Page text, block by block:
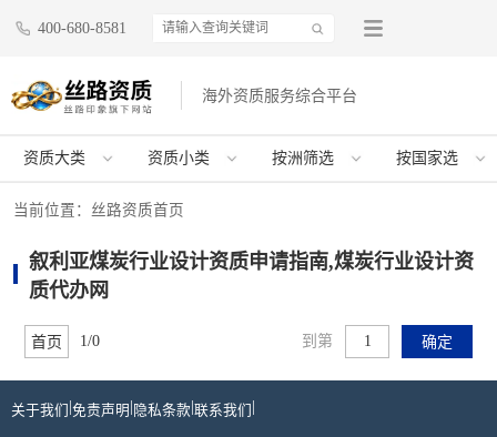
400-680-8581
海外资质服务综合平台
资质大类 资质小类 按洲筛选 按国家选
当前位置： 丝路资质首页
叙利亚煤炭行业设计资质申请指南,煤炭行业设计资
质代办网
首页 1/0 到第 确定
关于我们 免责声明 隐私条款 联系我们